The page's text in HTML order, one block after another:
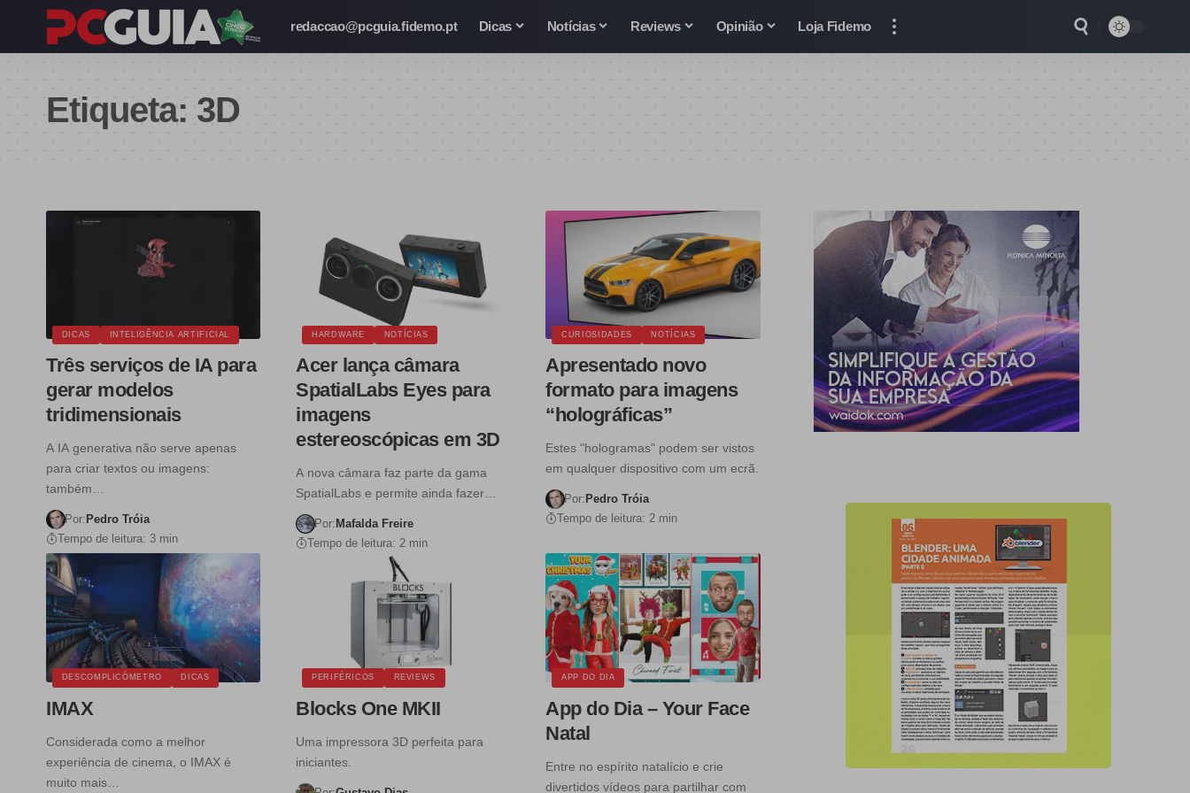
redaccao@pcguia.fidemo.pt Dicas Notícias Reviews Opinião Loja Fidemo
Etiqueta: 3D
DICAS INTELIGÊNCIA ARTIFICIAL
Três serviços de IA para
gerar modelos
tridimensionais
A IA generativa não serve apenas
para criar textos ou imagens:
também…
Por: Pedro Tróia
Tempo de leitura: 3 min
HARDWARE NOTÍCIAS
Acer lança câmara
SpatialLabs Eyes para
imagens
estereoscópicas em 3D
A nova câmara faz parte da gama
SpatialLabs e permite ainda fazer…
Por: Mafalda Freire
Tempo de leitura: 2 min
CURIOSIDADES NOTÍCIAS
Apresentado novo
formato para imagens
“holográficas”
Estes "hologramas" podem ser vistos
em qualquer dispositivo com um ecrã.
Por: Pedro Tróia
Tempo de leitura: 2 min
DESCOMPLICÓMETRO DICAS
IMAX
Considerada como a melhor
experiência de cinema, o IMAX é
muito mais…
PERIFÉRICOS REVIEWS
Blocks One MKII
Uma impressora 3D perfeita para
iniciantes.
APP DO DIA
App do Dia – Your Face
Natal
Entre no espírito natalício e crie
divertidos vídeos para partilhar com